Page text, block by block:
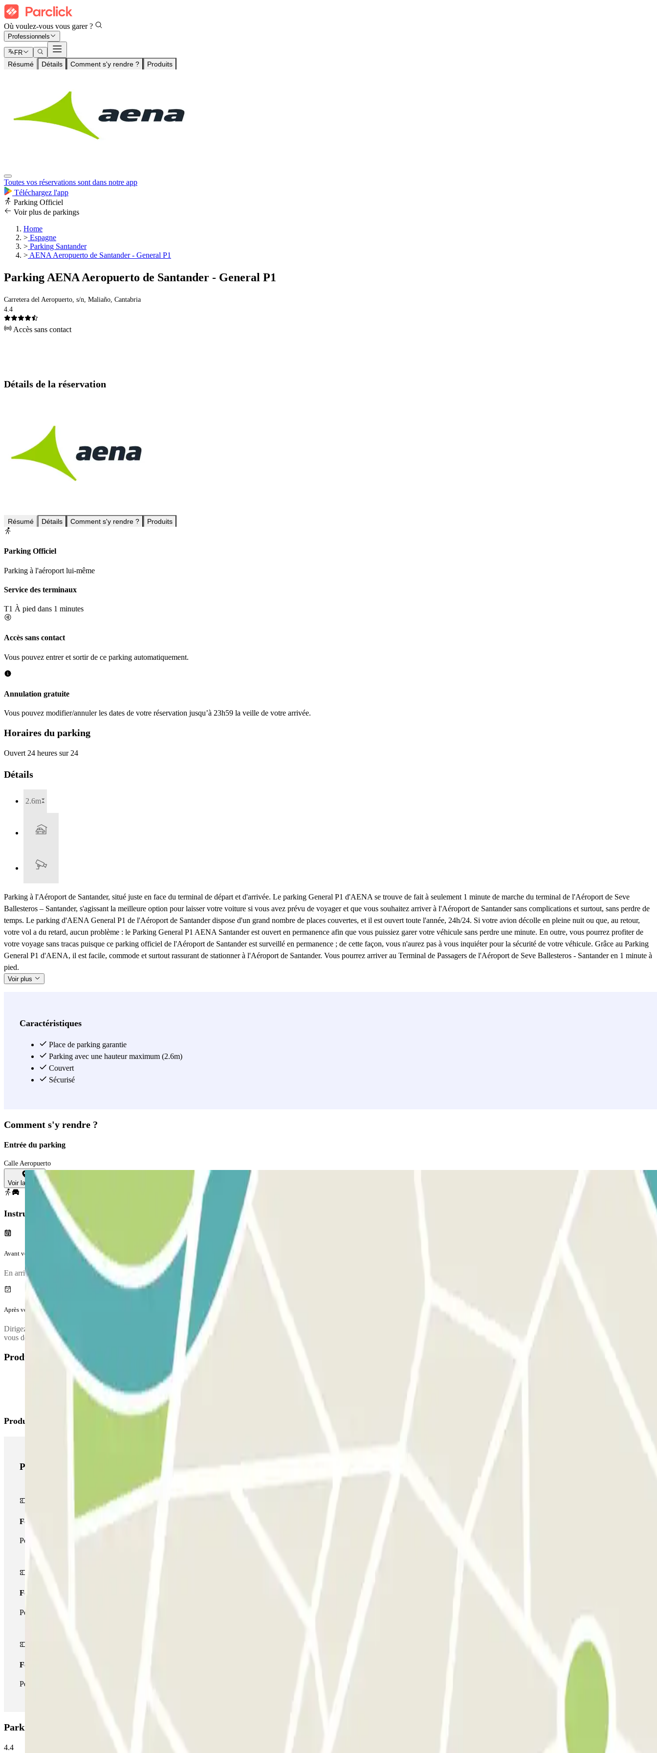
Où voulez-vous vous garer ?
Professionnels
FR
Résumé Détails Comment s'y rendre ? Produits
Toutes vos réservations sont dans notre app
Téléchargez l'app
Parking Officiel
Voir plus de parkings
Home
> Espagne
> Parking Santander
> AENA Aeropuerto de Santander - General P1
Parking AENA Aeropuerto de Santander - General P1
Carretera del Aeropuerto, s/n, Maliaño, Cantabria
4.4
Accès sans contact
Détails de la réservation
Résumé Détails Comment s'y rendre ? Produits
Parking Officiel
Parking à l'aéroport lui-même
Service des terminaux
T1 À pied dans 1 minutes
Accès sans contact
Vous pouvez entrer et sortir de ce parking automatiquement.
Annulation gratuite
Vous pouvez modifier/annuler les dates de votre réservation jusqu’à 23h59 la veille de votre arrivée.
Horaires du parking
Ouvert 24 heures sur 24
Détails
2.6m
Parking à l'Aéroport de Santander, situé juste en face du terminal de départ et d'arrivée. Le parking General P1 d'AENA se trouve de fait à seulement 1 minute de marche du terminal de l'Aéroport de Seve
Ballesteros – Santander, s'agissant la meilleure option pour laisser votre voiture si vous avez prévu de voyager et que vous souhaitez arriver à l'Aéroport de Santander sans complications et surtout, sans perdre de
temps. Le parking d'AENA General P1 de l'Aéroport de Santander dispose d'un grand nombre de places couvertes, et il est ouvert toute l'année, 24h/24. Si votre avion décolle en pleine nuit ou que, au retour,
votre vol a du retard, aucun problème : le Parking General P1 AENA Santander est ouvert en permanence afin que vous puissiez garer votre véhicule sans perdre une minute. En outre, vous pourrez profiter de
votre voyage sans tracas puisque ce parking officiel de l'Aéroport de Santander est surveillé en permanence ; de cette façon, vous n'aurez pas à vous inquiéter pour la sécurité de votre véhicule. Grâce au Parking
General P1 d'AENA, il est facile, commode et surtout rassurant de stationner à l'Aéroport de Santander. Vous pourrez arriver au Terminal de Passagers de l'Aéroport de Seve Ballesteros - Santander en 1 minute à
pied.
Voir plus
Caractéristiques
Place de parking garantie
Parking avec une hauteur maximum (2.6m)
Couvert
Sécurisé
Comment s'y rendre ?
Entrée du parking
Calle Aeropuerto
Voir la carte
Instructions
Avant votre voyage
En arrivant au parking, pour entrer, entry.method.aena
Après votre voyage
Dirigez vous vers la cabine de contrôle (ou caisse automatique) pour valider le ticket que vous avez pris à l'entrée.
vous devrez régler la différence au parking. Conduisez ensuite jusqu'à la sortie avec votre véhicule et utilisez le ticket pour ouvrir la barrière.
Produits disponibles
Produits Parclick
Produits Parclick
Forfait Simple
Pendant votre séjour, vous ne pourrez entrer et sortir du parking qu'une seule fois
Forfait de stationnement multiple
Pendant votre séjour, vous pouvez utiliser l'ensemble du réseau de parkings de cet opérateur disponible sur Parclick.
Forfait illimité
Pendant votre séjour, vous pouvez entrer et sortir du parking aussi souvent que vous le souhaitez.
Parking AENA Aeropuerto de Santander - General P1: Avis
4.4